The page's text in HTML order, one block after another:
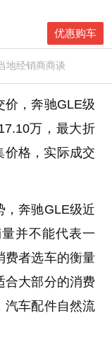
优惠购车
地经销商商谈
价，奔驰GLE级
万，最大折
价格，实际成交
，奔驰GLE级近
并不能代表一
费者选车的衡量
合大部分的消费
汽车配件自然流